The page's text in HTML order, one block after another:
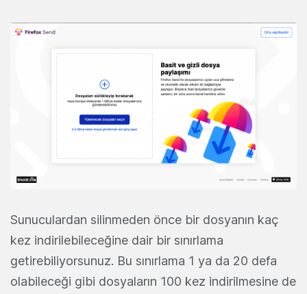
Sunuculardan silinmeden önce bir dosyanın kaç
kez indirilebileceğine dair bir sınırlama
getirebiliyorsunuz. Bu sınırlama 1 ya da 20 defa
olabileceği gibi dosyaların 100 kez indirilmesine de